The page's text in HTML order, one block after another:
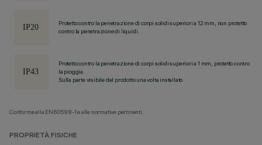
Protetto contro la penetrazione di corpi solidi superiori a 12 mm, non protetto
contro la penetrazione di liquidi.
Protetto contro la penetrazione di corpi solidi superiori a 1 mm, protetto contro
la pioggia.
Sulla parte visibile del prodotto una volta installato
Conforme alla EN60598-1 e alle normative pertinenti.
PROPRIETÀ FISICHE